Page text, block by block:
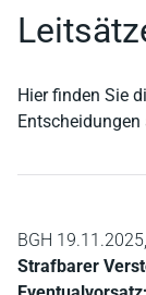
Hier finden Sie
BGH
Strafbarer